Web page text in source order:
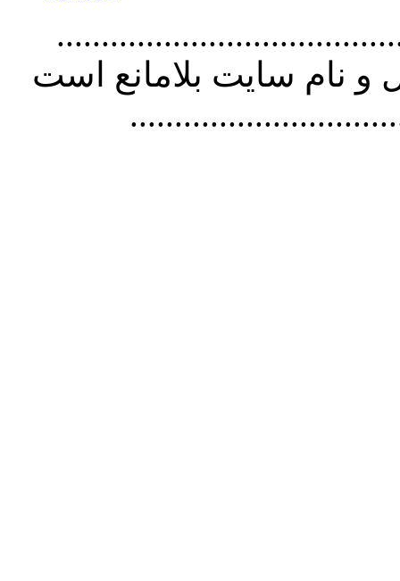
استفاده از
نام سايت بلامانع است